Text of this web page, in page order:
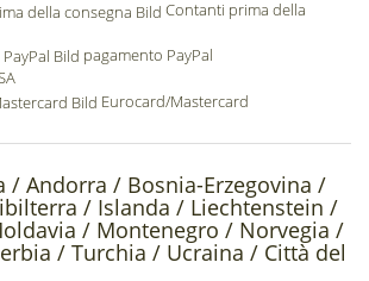
Contanti prima della
pagamento PayPal
Eurocard/Mastercard
/ Andorra / Bosnia-Erzegovina /
/ Islanda / Liechtenstein /
/ Montenegro / Norvegia /
/ Turchia / Ucraina / Città del